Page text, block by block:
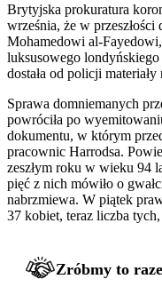
Brytyjska prokuratura
września, że w
Mohamedowi al-
luksusowego
dostała od policji
Sprawa domniemanych
powróciła po
dokumentu, w którym
pracownic Harrodsa.
zeszłym roku w wieku 94
pięć z nich mówiło o
nabrzmiewa. W piątek
37 kobiet, teraz liczba tych,
Zróbmy to